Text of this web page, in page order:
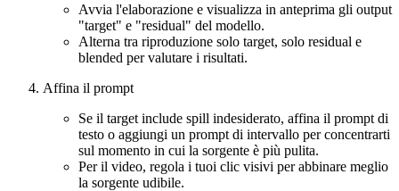
Avvia l'elaborazione e visualizza in anteprima gli output
"target" e "residual" del modello.
Alterna tra riproduzione solo target, solo residual e
blended per valutare i risultati.
Affina il prompt
Se il target include spill indesiderato, affina il prompt di
testo o aggiungi un prompt di intervallo per concentrarti
sul momento in cui la sorgente è più pulita.
Per il video, regola i tuoi clic visivi per abbinare meglio
la sorgente udibile.